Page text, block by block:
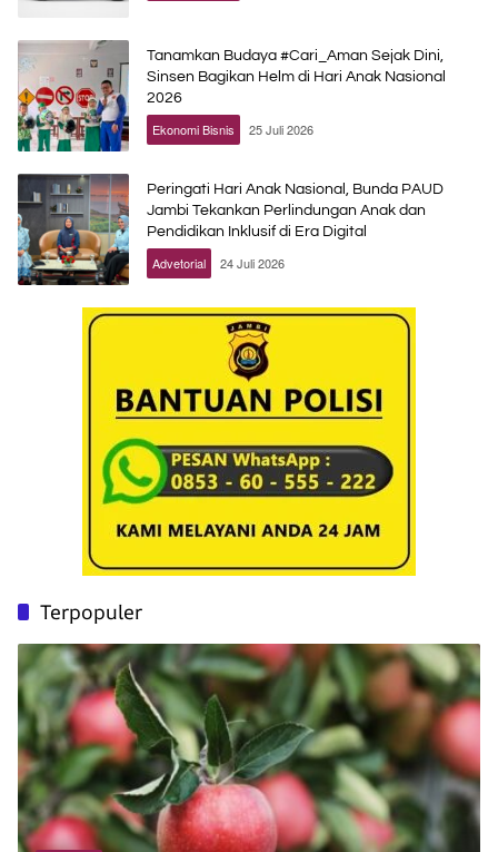
Tanamkan Budaya #Cari_Aman Sejak Dini,
Sinsen Bagikan Helm di Hari Anak Nasional
2026
Ekonomi Bisnis 25 Juli 2026
Peringati Hari Anak Nasional, Bunda PAUD
Jambi Tekankan Perlindungan Anak dan
Pendidikan Inklusif di Era Digital
Advetorial 24 Juli 2026
Terpopuler